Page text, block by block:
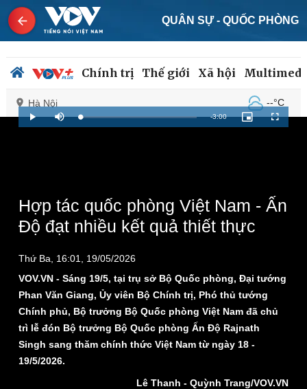
QUÂN SỰ - QUỐC PHÒNG
Chính trị Thế giới Xã hội
Hà Nội --°C
Tổ chức nhân sự
Quốc hội
Nhận diện sự thật
Dự báo thời tiết
Giáo dục
Dấu ấn VOV
Play Mute Loaded:
2.89%
Remaining
-3:00
Picture-
in-
Fullscreen
Hợp tác quốc phòng Việt Nam - Ấn
Độ đạt nhiều kết quả thiết thực
Thứ Ba, 16:01, 19/05/2026
VOV.VN - Sáng 19/5, tại trụ sở Bộ Quốc phòng, Đại tướng
Phan Văn Giang, Ủy viên Bộ Chính trị, Phó thủ tướng
Chính phủ, Bộ trưởng Bộ Quốc phòng Việt Nam đã chủ
trì lễ đón Bộ trưởng Bộ Quốc phòng Ấn Độ Rajnath
Singh sang thăm chính thức Việt Nam từ ngày 18 -
19/5/2026.
Lê Thanh - Quỳnh Trang/VOV.VN